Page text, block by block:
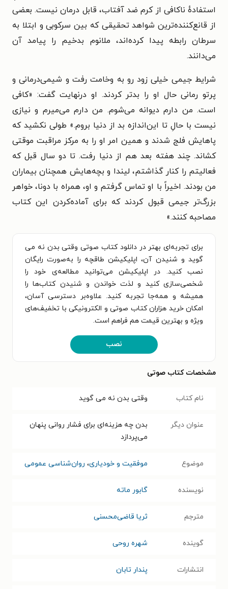
استفادهٔ ناکافی از کرم ضد آفتاب، قابل درمان نیست. بعضی
از قانع‌کننده‌ترین شواهد تحقیقی که بین سرکوبی و ابتلا به
سرطان رابطه پیدا کرده‌اند، ملانوم بدخیم را پیامد آن
می‌دانند.
شرایط جیمی خیلی زود رو به وخامت رفت و شیمی‌درمانی و
پرتو رمانی حال او را بدتر کردند. او درنهایت گفت: «کافی
است. من دارم دیوانه می‌شوم. من دارم می‌میرم و نیازی
نیست با حالِ تا این‌اندازه بد از دنیا بروم.» طولی نکشید که
پاهایش فلج شدند و همین امر او را به مرکز مراقبت موقتی
کشاند. چند هفته بعد هم از دنیا رفت. تا دو سال قبل که
فعالیتم را کنار گذاشتم، لیندا و بچه‌هایش همچنان بیماران
من بودند. اخیراً با او تماس گرفتم و او، همراه با دونا، خواهر
بزرگ‌تر جیمی قبول کردند که برای آماده‌کردن این کتاب
مصاحبه کنند.»
برای تجربه‌ای بهتر در دانلود کتاب صوتی وقتی بدن نه می‌
گوید و شنیدن آن، اپلیکیشن طاقچه را به‌صورت رایگان
نصب کنید. در اپلیکیشن می‌توانید مطالعه‌ی خود را
شخصی‌سازی کنید و لذت خواندن و شنیدن کتاب‌ها را
همیشه و همه‌جا تجربه کنید. علاوه‌بر دسترسی آسان،
امکان خرید هزاران کتاب صوتی و الکترونیکی با تخفیف‌های
ویژه و بهترین قیمت هم فراهم است.
نصب
مشخصات کتاب صوتی
نام کتاب وقتی بدن نه می‌ گوید
عنوان دیگر
بدن چه هزینه‌ای برای فشار روانی پنهان
می‌پردازد
موضوع موفقیت و خودیاری، روان‌شناسی عمومی
نویسنده گابور ماته
مترجم ثریا قاضی‌محسنی
گوینده شهره روحی
انتشارات پندار تابان